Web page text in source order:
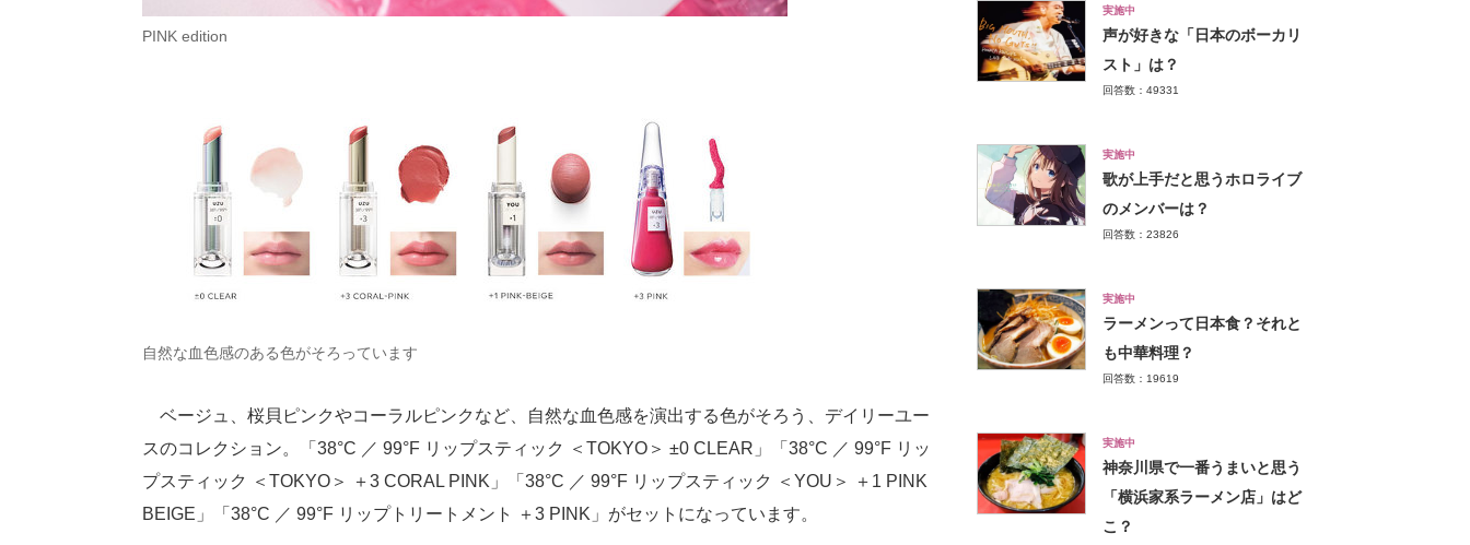
PINK edition
自然な血色感のある色がそろっています
ベージュ、桜貝ピンクやコーラルピンクなど、自然な血色感を演出する色がそろう、デイリーユー
スのコレクション。「38°C ／ 99°F リップスティック ＜TOKYO＞ ±0 CLEAR」「38°C ／ 99°F リッ
プスティック ＜TOKYO＞ ＋3 CORAL PINK」「38°C ／ 99°F リップスティック ＜YOU＞ ＋1 PINK
BEIGE」「38°C ／ 99°F リップトリートメント ＋3 PINK」がセットになっています。
実施中
声が好きな「日本のボーカリ
スト」は？
回答数：49331
実施中
歌が上手だと思うホロライブ
のメンバーは？
回答数：23826
実施中
ラーメンって日本食？それと
も中華料理？
回答数：19619
実施中
神奈川県で一番うまいと思う
「横浜家系ラーメン店」はど
こ？